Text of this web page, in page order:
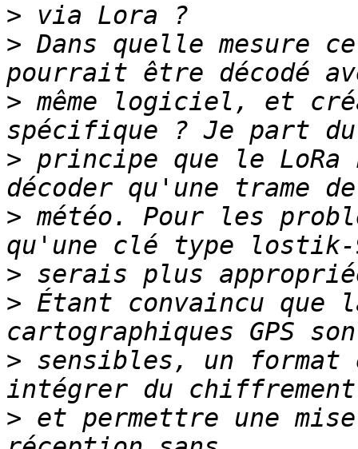
>
> Dans quelle mesure
> même logiciel, et
> principe que le
> météo. Pour les
>
> Étant convaincu
> sensibles, un
> et permettre une mise